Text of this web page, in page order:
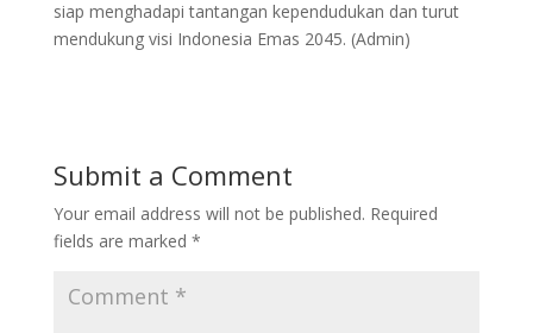
siap menghadapi tantangan kependudukan dan turut
mendukung visi Indonesia Emas 2045. (Admin)
Submit a Comment
Your email address will not be published. Required
fields are marked *